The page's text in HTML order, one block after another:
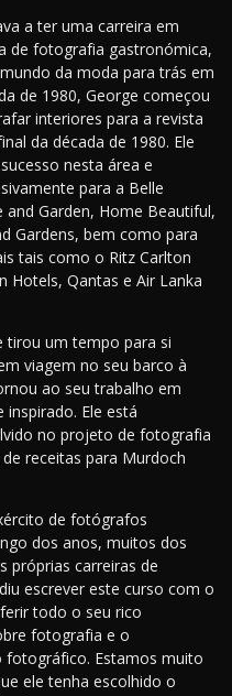
a ter uma carreira em
de fotografia gastronómica,
da moda para trás em
de 1980, George começou
interiores para a revista
da década de 1980. Ele
nesta área e
para a Belle
and Garden, Home Beautiful,
Gardens, bem como para
tais como o Ritz Carlton
Hotels, Qantas e Air Lanka
tirou um tempo para si
viagem no seu barco à
ao seu trabalho em
inspirado. Ele está
no projeto de fotografia
receitas para Murdoch
de fotógrafos
dos anos, muitos dos
próprias carreiras de
escrever este curso com o
todo o seu rico
fotografia e o
fotográfico. Estamos muito
ele tenha escolhido o